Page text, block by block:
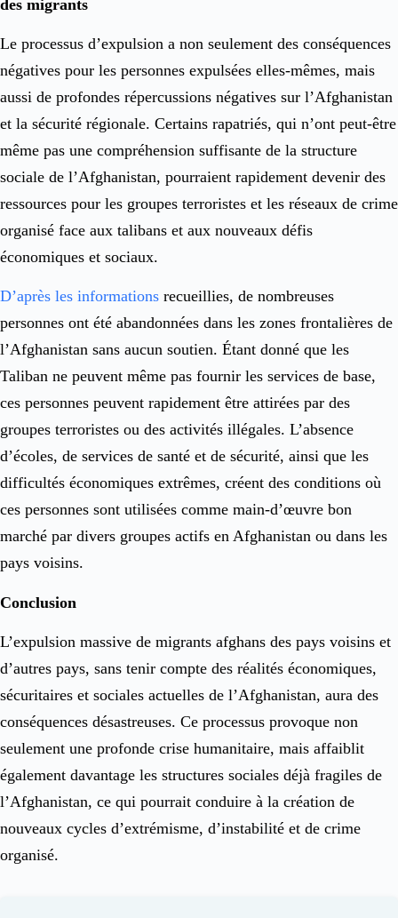
des migrants
Le processus d’expulsion a non seulement des conséquences
négatives pour les personnes expulsées elles-mêmes, mais
aussi de profondes répercussions négatives sur l’Afghanistan
et la sécurité régionale. Certains rapatriés, qui n’ont peut-être
même pas une compréhension suffisante de la structure
sociale de l’Afghanistan, pourraient rapidement devenir des
ressources pour les groupes terroristes et les réseaux de crime
organisé face aux talibans et aux nouveaux défis
économiques et sociaux.
D’après les informations recueillies, de nombreuses
personnes ont été abandonnées dans les zones frontalières de
l’Afghanistan sans aucun soutien. Étant donné que les
Taliban ne peuvent même pas fournir les services de base,
ces personnes peuvent rapidement être attirées par des
groupes terroristes ou des activités illégales. L’absence
d’écoles, de services de santé et de sécurité, ainsi que les
difficultés économiques extrêmes, créent des conditions où
ces personnes sont utilisées comme main-d’œuvre bon
marché par divers groupes actifs en Afghanistan ou dans les
pays voisins.
Conclusion
L’expulsion massive de migrants afghans des pays voisins et
d’autres pays, sans tenir compte des réalités économiques,
sécuritaires et sociales actuelles de l’Afghanistan, aura des
conséquences désastreuses. Ce processus provoque non
seulement une profonde crise humanitaire, mais affaiblit
également davantage les structures sociales déjà fragiles de
l’Afghanistan, ce qui pourrait conduire à la création de
nouveaux cycles d’extrémisme, d’instabilité et de crime
organisé.